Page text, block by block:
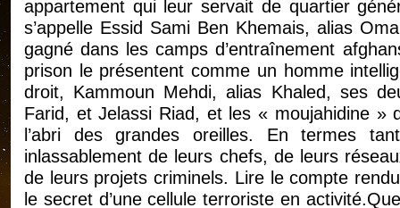
appartement qui leur servait de quartier
s’appelle Essid Sami Ben Khemais, alias
gagné dans les camps d’entraînement
prison le présentent comme un homme
droit, Kammoun Mehdi, alias Khaled, ses
Farid, et Jelassi Riad, et les « moujahidine »
l’abri des grandes oreilles. En termes
inlassablement de leurs chefs, de leurs
de leurs projets criminels. Lire le compte
le secret d’une cellule terroriste en